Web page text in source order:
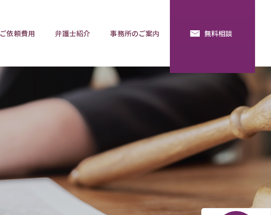
預金の使い込み
遺産分割調停 相談用語集
ご依頼費用 弁護士紹介 事務所のご案内 無料相談